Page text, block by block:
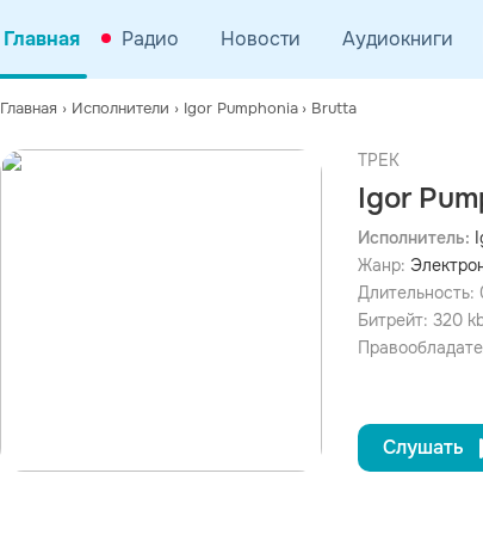
Главная Радио Новости Аудиокниги
Главная › Исполнители › Igor Pumphonia › Brutta
ТРЕК
Igor
Исполнитель:
Жанр:
Длительность:
Битрейт: 320
Слушать
просмотра рекламы
оформления подписки.
После просмотра Вы сможете скачать
дополнительной рекламы!